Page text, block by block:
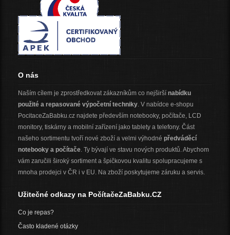
O nás
Naším cílem je zprostředkovat zákazníkům co nejširší nabídku
použité a repasované výpočetní techniky. V nabídce e-shopu
PocitaceZaBabku.cz najdete především notebooky, počítače, LCD
monitory, tiskárny a mobilní zařízení jako tablety a telefony. Část
našeho sortimentu tvoří nové zboží a velmi výhodné předváděcí
notebooky a počítače. Ty bývají ve stavu nových produktů. Abychom
vám zaručili široký sortiment a špičkovou kvalitu spolupracujeme s
mnoha prodejci v ČR i v EU. Na zboží poskytujeme záruku a servis.
Užitečné odkazy na PočítačeZaBabku.CZ
Co je repas?
Často kladené otázky